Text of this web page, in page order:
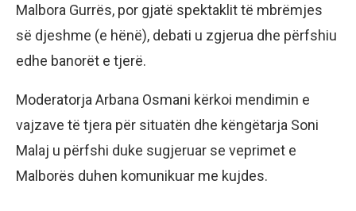
Malbora Gurrës, por gjatë spektaklit të mbrëmjes
së djeshme (e hënë), debati u zgjerua dhe përfshiu
edhe banorët e tjerë.
Moderatorja Arbana Osmani kërkoi mendimin e
vajzave të tjera për situatën dhe këngëtarja Soni
Malaj u përfshi duke sugjeruar se veprimet e
Malborës duhen komunikuar me kujdes.